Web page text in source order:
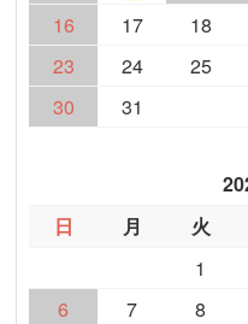
16
17 18
23
24 25
30
31
日
月 火
1
6
7 8